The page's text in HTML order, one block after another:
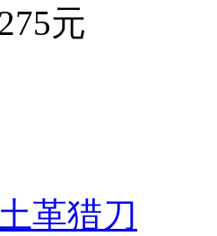
元
革猎刀